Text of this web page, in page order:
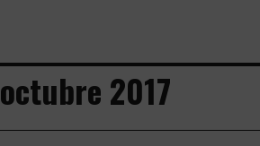
octubre 2017